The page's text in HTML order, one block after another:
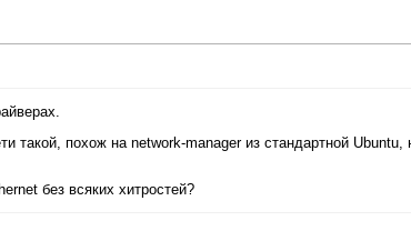
такой, похож на network-manager из стандартной Ubuntu,
без всяких хитростей?